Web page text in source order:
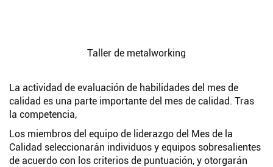
Taller de metalworking
La actividad de evaluación de habilidades del mes de
calidad es una parte importante del mes de calidad. Tras
la competencia,
Los miembros del equipo de liderazgo del Mes de la
Calidad seleccionarán individuos y equipos sobresalientes
de acuerdo con los criterios de puntuación, y otorgarán